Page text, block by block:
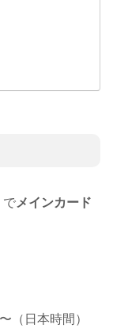
でメインカード
（日本時間）